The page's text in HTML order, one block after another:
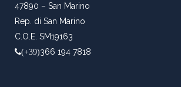
47890 – San Marino
Rep. di San Marino
C.O.E. SM19163
(+39)366 194 7818